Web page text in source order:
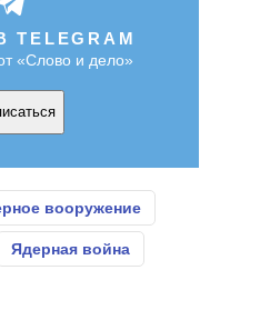
«Слово и дело»
вооружение
Ядерная война